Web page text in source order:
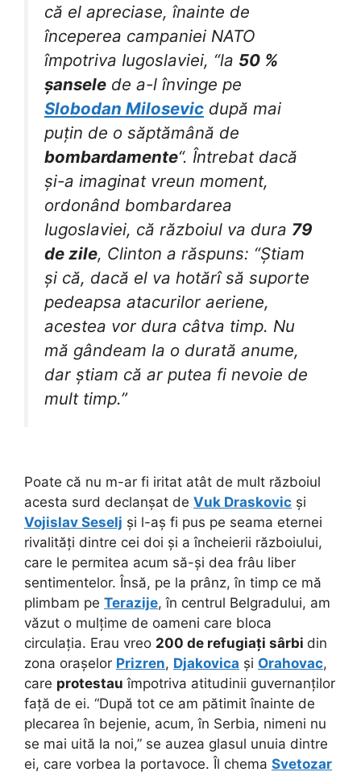
că el apreciase, înainte de
începerea campaniei NATO
împotriva Iugoslaviei, “la 50 %
șansele de a-l învinge pe
Slobodan Milosevic după mai
puțin de o săptămână de
bombardamente“. Întrebat dacă
și-a imaginat vreun moment,
ordonând bombardarea
Iugoslaviei, că războiul va dura 79
de zile, Clinton a răspuns: “Știam
și că, dacă el va hotărî să suporte
pedeapsa atacurilor aeriene,
acestea vor dura câtva timp. Nu
mă gândeam la o durată anume,
dar știam că ar putea fi nevoie de
mult timp.”
Poate că nu m-ar fi iritat atât de mult războiul
acesta surd declanșat de Vuk Draskovic și
Vojislav Seselj și l-aș fi pus pe seama eternei
rivalități dintre cei doi și a încheierii războiului,
care le permitea acum să-și dea frâu liber
sentimentelor. Însă, pe la prânz, în timp ce mă
plimbam pe Terazije, în centrul Belgradului, am
văzut o mulțime de oameni care bloca
circulația. Erau vreo 200 de refugiați sârbi din
zona orașelor Prizren, Djakovica și Orahovac,
care protestau împotriva atitudinii guvernanților
față de ei. “După tot ce am pătimit înainte de
plecarea în bejenie, acum, în Serbia, nimeni nu
se mai uită la noi,” se auzea glasul unuia dintre
ei, care vorbea la portavoce. Îl chema Svetozar